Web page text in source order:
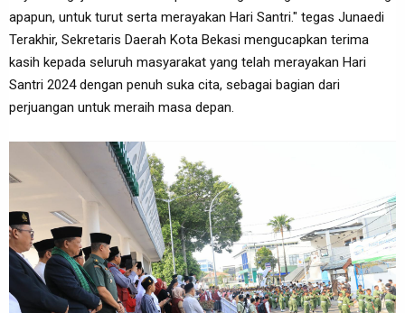
apapun, untuk turut serta merayakan Hari Santri." tegas Junaedi
Terakhir, Sekretaris Daerah Kota Bekasi mengucapkan terima
kasih kepada seluruh masyarakat yang telah merayakan Hari
Santri 2024 dengan penuh suka cita, sebagai bagian dari
perjuangan untuk meraih masa depan.